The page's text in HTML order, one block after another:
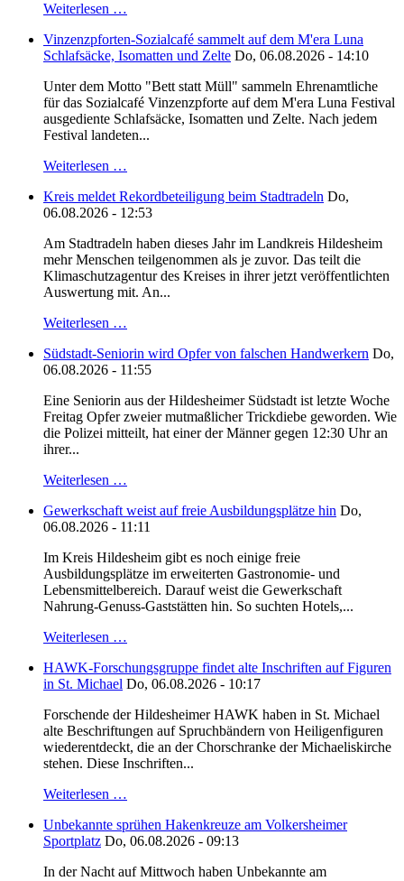
Weiterlesen …
Vinzenzpforten-Sozialcafé sammelt auf dem M'era Luna
Schlafsäcke, Isomatten und Zelte Do, 06.08.2026 - 14:10
Unter dem Motto "Bett statt Müll" sammeln Ehrenamtliche
für das Sozialcafé Vinzenzpforte auf dem M'era Luna Festival
ausgediente Schlafsäcke, Isomatten und Zelte. Nach jedem
Festival landeten...
Weiterlesen …
Kreis meldet Rekordbeteiligung beim Stadtradeln Do,
06.08.2026 - 12:53
Am Stadtradeln haben dieses Jahr im Landkreis Hildesheim
mehr Menschen teilgenommen als je zuvor. Das teilt die
Klimaschutzagentur des Kreises in ihrer jetzt veröffentlichten
Auswertung mit. An...
Weiterlesen …
Südstadt-Seniorin wird Opfer von falschen Handwerkern Do,
06.08.2026 - 11:55
Eine Seniorin aus der Hildesheimer Südstadt ist letzte Woche
Freitag Opfer zweier mutmaßlicher Trickdiebe geworden. Wie
die Polizei mitteilt, hat einer der Männer gegen 12:30 Uhr an
ihrer...
Weiterlesen …
Gewerkschaft weist auf freie Ausbildungsplätze hin Do,
06.08.2026 - 11:11
Im Kreis Hildesheim gibt es noch einige freie
Ausbildungsplätze im erweiterten Gastronomie- und
Lebensmittelbereich. Darauf weist die Gewerkschaft
Nahrung-Genuss-Gaststätten hin. So suchten Hotels,...
Weiterlesen …
HAWK-Forschungsgruppe findet alte Inschriften auf Figuren
in St. Michael Do, 06.08.2026 - 10:17
Forschende der Hildesheimer HAWK haben in St. Michael
alte Beschriftungen auf Spruchbändern von Heiligenfiguren
wiederentdeckt, die an der Chorschranke der Michaeliskirche
stehen. Diese Inschriften...
Weiterlesen …
Unbekannte sprühen Hakenkreuze am Volkersheimer
Sportplatz Do, 06.08.2026 - 09:13
In der Nacht auf Mittwoch haben Unbekannte am